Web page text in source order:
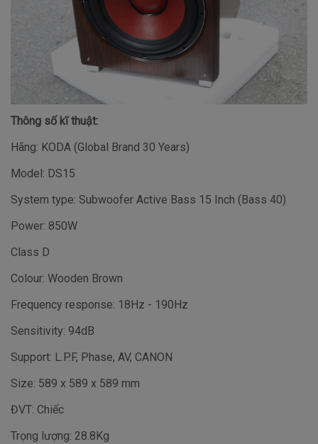
Thông số kĩ thuật:
Hãng: KODA (Global Brand 30 Years)
Model: DS15
System type: Subwoofer Active Bass 15 Inch (Bass 40)
Power: 850W
Class D
Colour: Wooden Brown
Frequency response: 18Hz - 190Hz
Sensitivity: 94dB
Support: L.P.F, Phase, AV, CANON
Size: 589 x 589 x 589 mm
ĐVT: Chiếc
Trọng lượng: 28.8Kg